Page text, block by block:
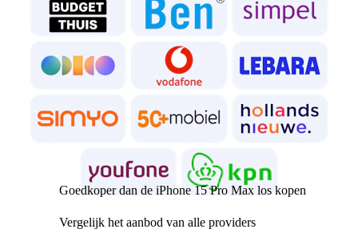
Goedkoper dan de iPhone 15 Pro Max los kopen
Vergelijk het aanbod van alle providers